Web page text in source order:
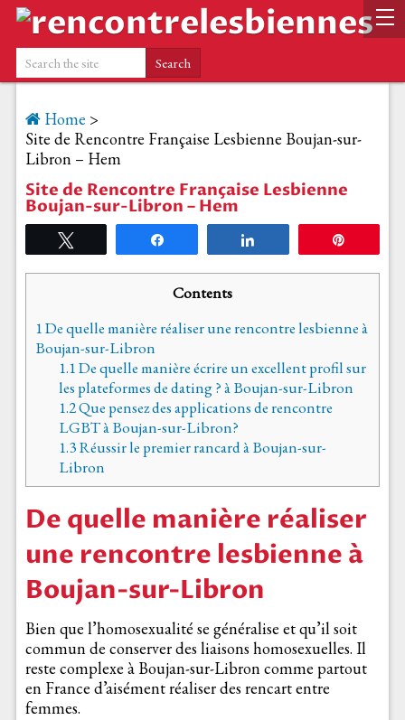
Home >
Site de Rencontre Française Lesbienne Boujan-sur-
Libron – Hem
Site de Rencontre Française Lesbienne
Boujan-sur-Libron – Hem
Contents
1De quelle manière réaliser une rencontre lesbienne à
Boujan-sur-Libron
1.1De quelle manière écrire un excellent profil sur
les plateformes de dating ? à Boujan-sur-Libron
1.2Que pensez des applications de rencontre
LGBT à Boujan-sur-Libron?
1.3Réussir le premier rancard à Boujan-sur-
Libron
De quelle manière réaliser
une rencontre lesbienne à
Boujan-sur-Libron
Bien que l’homosexualité se généralise et qu’il soit
commun de conserver des liaisons homosexuelles. Il
reste complexe à Boujan-sur-Libron comme partout
en France d’aisément réaliser des rencart entre
femmes.